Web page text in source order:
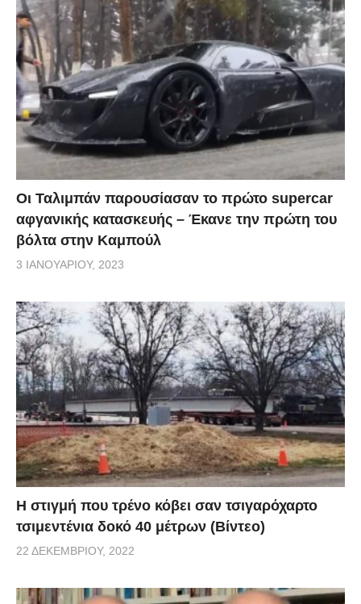
Οι Ταλιμπάν παρουσίασαν το πρώτο supercar
αφγανικής κατασκευής – Έκανε την πρώτη του
βόλτα στην Καμπούλ
3 ΙΑΝΟΥΑΡΊΟΥ, 2023
H στιγμή που τρένο κόβει σαν τσιγαρόχαρτο
τσιμεντένια δοκό 40 μέτρων (Βίντεο)
22 ΔΕΚΕΜΒΡΊΟΥ, 2022